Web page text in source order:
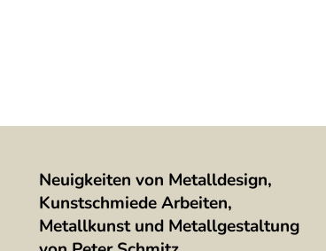
Neuigkeiten von Metalldesign,
Kunstschmiede Arbeiten,
Metallkunst und Metallgestaltung